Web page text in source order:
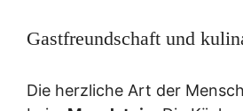
Gastfreundschaft und
Die herzliche Art der